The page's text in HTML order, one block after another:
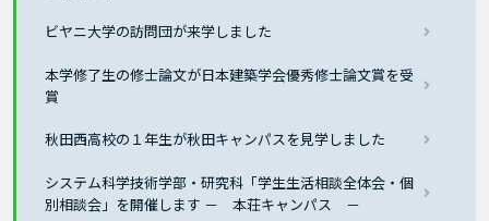
ビヤニ大学の訪問団が来学しました
本学修了生の修士論文が日本建築学会優秀修士論文賞を受
賞
秋田西高校の１年生が秋田キャンパスを見学しました
システム科学技術学部・研究科「学生生活相談全体会・個
別相談会」を開催します － 本荘キャンパス －